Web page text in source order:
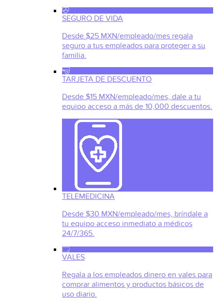
SEGURO DE VIDA
Desde $25 MXN/empleado/mes regala
seguro a tus empleados para proteger a su
familia.
TARJETA DE DESCUENTO
Desde $15 MXN/empleado/mes, dale a tu
equipo acceso a más de 10,000 descuentos.
TELEMEDICINA
Desde $30 MXN/empleado/mes, bríndale a
tu equipo acceso inmediato a médicos
24/7/365.
VALES
Regala a los empleados dinero en vales para
comprar alimentos y productos básicos de
uso diario.